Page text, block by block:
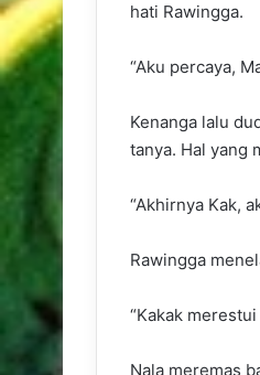
hati Rawingga.
“Aku percaya,
Kenanga lalu
tanya. Hal yang
“Akhirnya Kak,
Rawingga
“Kakak
Nala meremas